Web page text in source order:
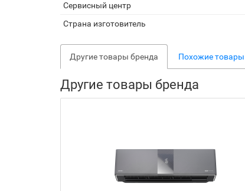
Сервисный центр
Страна изготовитель
Другие товары бренда Похожие товары
Другие товары бренда